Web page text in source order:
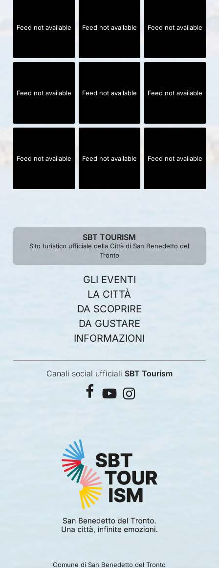
Feed not available Feed not available Feed not available
Feed not available Feed not available Feed not available
Feed not available Feed not available Feed not available
SBT TOURISM
Sito turistico ufficiale della Città di San Benedetto del
Tronto
GLI EVENTI
LA CITTÀ
DA SCOPRIRE
DA GUSTARE
INFORMAZIONI
Canali social ufficiali SBT Tourism
facebook
youtubeinstagram
Comune di San Benedetto del Tronto